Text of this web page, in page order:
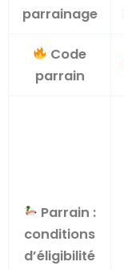
parrainage
Code
parrain
Parrain :
conditions
d’éligibilité